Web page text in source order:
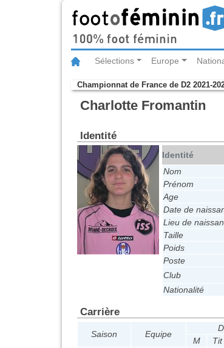
Sélections Europe
Championnat de France de D2 2021-
Charlotte Fromantin
Identité
Identité
Nom
Prénom
Age
Date de
Lieu de
Taille
Poids
Poste
Club
Nationalité
Carrière
Saison Equipe
M
Tit